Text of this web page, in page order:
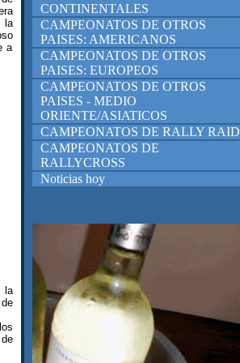
CONTINENTALES
CAMPEONATOS DE OTROS
PAISES: AMERICANOS
CAMPEONATOS DE OTROS
PAISES: EUROPEOS
CAMPEONATOS DE OTROS
PAISES - MEDIO
ORIENTE/ASIATICOS
CAMPEONATOS DE RALLY RAID
CAMPEONATOS DE
RALLYCROSS
Noticias hoy
la
a
la